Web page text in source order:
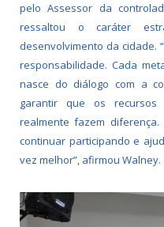
pelo Assessor da
ressaltou o caráter
desenvolvimento da cidade.
responsabilidade. Cada
nasce do diálogo com a
garantir que os recursos
realmente fazem
continuar participando e
vez melhor”, afirmou Walney.